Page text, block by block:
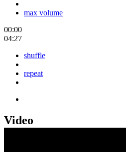
max volume
00:00
04:27
shuffle
repeat
Video